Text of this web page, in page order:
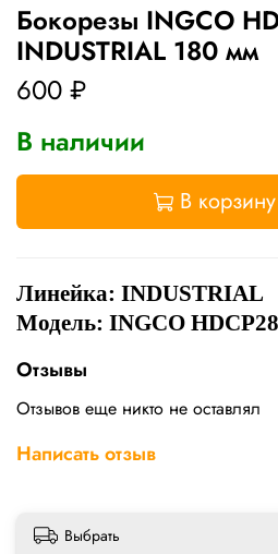
Бокорезы INGCO
INDUSTRIAL 180 мм
600 ₽
В наличии
В корзину
Линейка: INDUSTRIAL
Модель: INGCO
Отзывы
Отзывов еще никто не оставлял
Написать отзыв
Выбрать